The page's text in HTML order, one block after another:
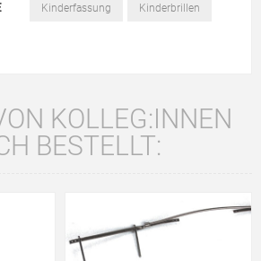
Kinderfassung Kinderbrillen
KOLLEG:INNEN
BESTELLT: